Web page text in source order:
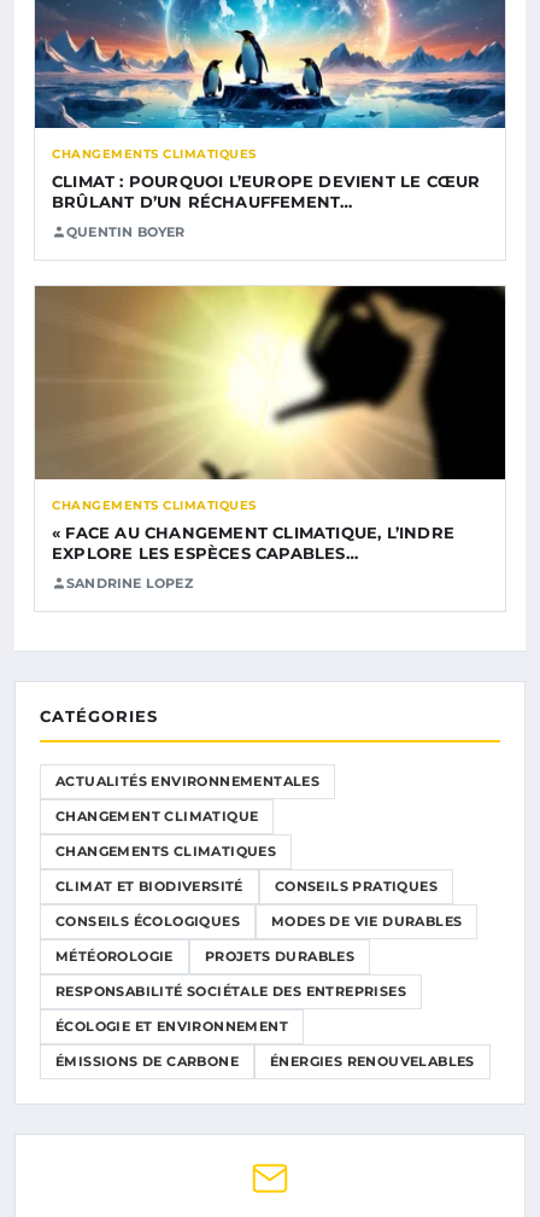
CHANGEMENTS CLIMATIQUES
CLIMAT : POURQUOI L’EUROPE DEVIENT LE CŒUR
BRÛLANT D’UN RÉCHAUFFEMENT…
QUENTIN BOYER
CHANGEMENTS CLIMATIQUES
« FACE AU CHANGEMENT CLIMATIQUE, L’INDRE
EXPLORE LES ESPÈCES CAPABLES…
SANDRINE LOPEZ
CATÉGORIES
ACTUALITÉS ENVIRONNEMENTALES
CHANGEMENT CLIMATIQUE
CHANGEMENTS CLIMATIQUES
CLIMAT ET BIODIVERSITÉ CONSEILS PRATIQUES
CONSEILS ÉCOLOGIQUES MODES DE VIE DURABLES
MÉTÉOROLOGIE PROJETS DURABLES
RESPONSABILITÉ SOCIÉTALE DES ENTREPRISES
ÉCOLOGIE ET ENVIRONNEMENT
ÉMISSIONS DE CARBONE ÉNERGIES RENOUVELABLES